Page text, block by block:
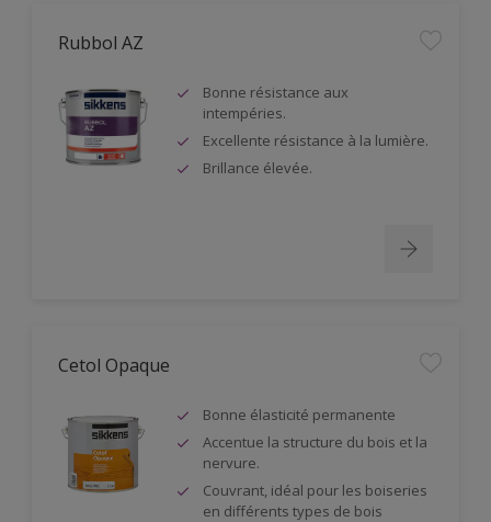
Rubbol AZ
Bonne résistance aux
intempéries.
Excellente résistance à la lumière.
Brillance élevée.
Cetol Opaque
Bonne élasticité permanente
Accentue la structure du bois et la
nervure.
Couvrant, idéal pour les boiseries
en différents types de bois